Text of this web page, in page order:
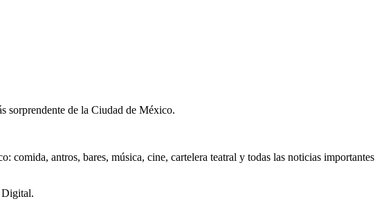
sorprendente de la Ciudad de México.
comida, antros, bares, música, cine, cartelera teatral y todas las noticias importantes
Digital.